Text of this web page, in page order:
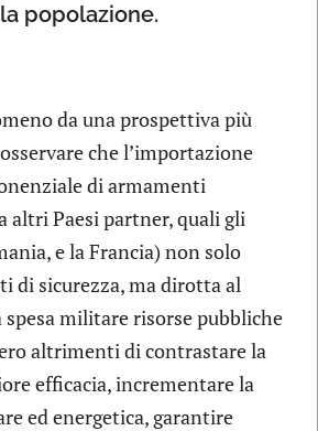
popolazione.
da una prospettiva più
che l’importazione
di armamenti
altri Paesi partner, quali gli
e la Francia) non solo
di sicurezza, ma dirotta al
militare risorse pubbliche
altrimenti di contrastare la
efficacia, incrementare la
ed energetica, garantire